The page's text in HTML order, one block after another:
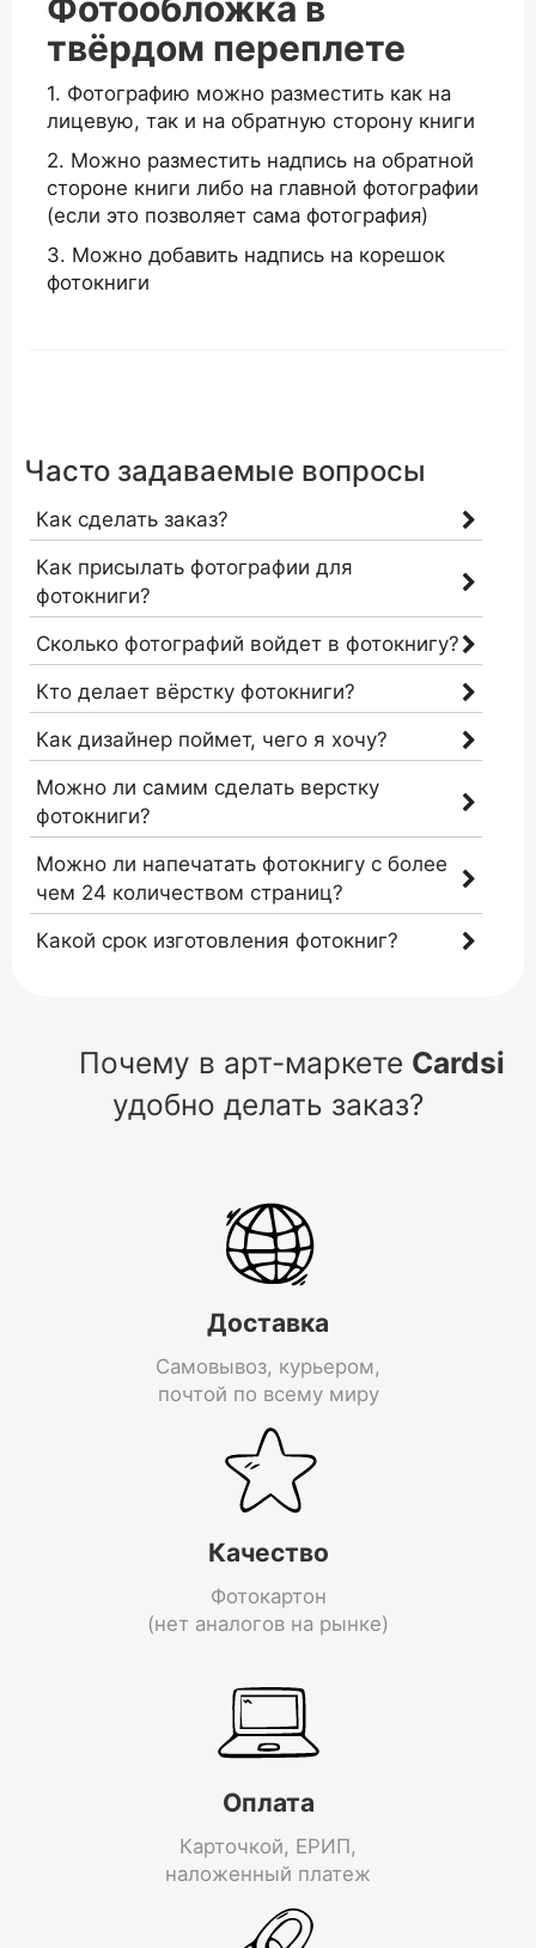
Фотообложка в
твёрдом переплете
1. Фотографию можно разместить как на
лицевую, так и на обратную сторону книги
2. Можно разместить надпись на обратной
стороне книги либо на главной фотографии
(если это позволяет сама фотография)
3. Можно добавить надпись на корешок
фотокниги
Часто задаваемые вопросы
Как сделать заказ?
Как присылать фотографии для
фотокниги?
Сколько фотографий войдет в фотокнигу?
Кто делает вёрстку фотокниги?
Как дизайнер поймет, чего я хочу?
Можно ли самим сделать верстку
фотокниги?
Можно ли напечатать фотокнигу с более
чем 24 количеством страниц?
Какой срок изготовления фотокниг?
Почему в арт-маркете Cardsi
удобно делать заказ?
Доставка
Самовывоз, курьером,
почтой по всему миру
Качество
Фотокартон
(нет аналогов на рынке)
Оплата
Карточкой, ЕРИП,
наложенный платеж